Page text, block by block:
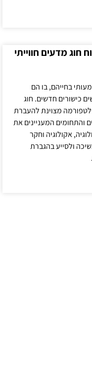
חוג מדעים חווייתי
בחייהם, בו הם
כישורים חדשים. חוג
פלטפורמה מצוינת להעברת
והתחומים המעניינים את
אקולוגיה וחקר
ולסייע בהגברת